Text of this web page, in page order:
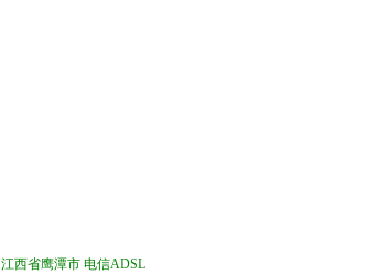
江西省鹰潭市 电信ADSL